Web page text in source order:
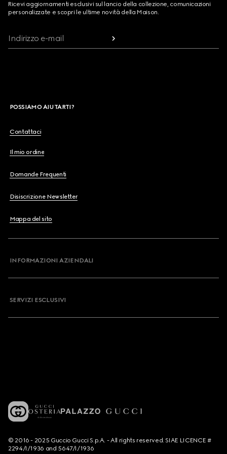
Ricevi aggiornamenti esclusivi sul lancio della collezione, comunicazioni
personalizzate e scopri le ultime novità della Maison.
Indirizzo e-mail
POSSIAMO AIUTARTI?
Contattaci
Il mio ordine
Domande Frequenti
Disiscrizione Newsletter
Mappa del sito
INFORMAZIONI AZIENDALI
SERVIZI ESCLUSIVI
© 2016 - 2025 Guccio Gucci S.p.A. - All rights reserved. SIAE LICENCE #
2294/I/1936 and 5647/I/1936